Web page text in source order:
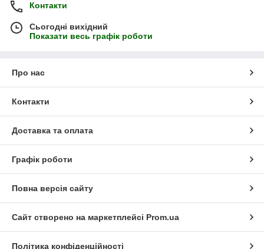
Контакти
Сьогодні вихідний
Показати весь графік роботи
Про нас
Контакти
Доставка та оплата
Графік роботи
Повна версія сайту
Сайт створено на маркетплейсі Prom.ua
Політика конфіденційності